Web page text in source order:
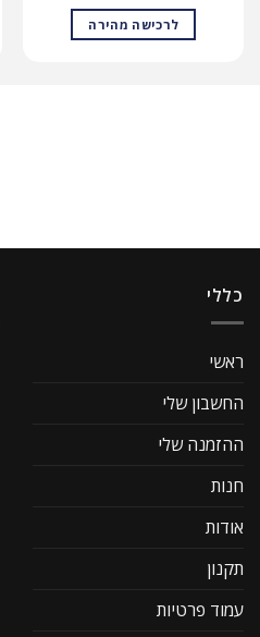
לרכישה מהירה
כללי
ראשי
החשבון שלי
ההזמנה שלי
חנות
אודות
תקנון
עמוד פרטיות